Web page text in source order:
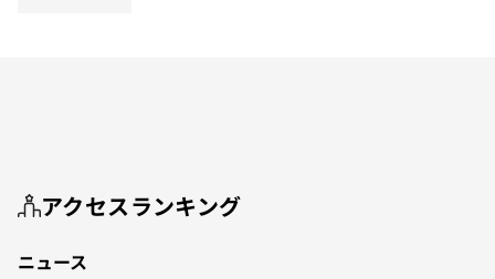
アクセスランキング
ニュース